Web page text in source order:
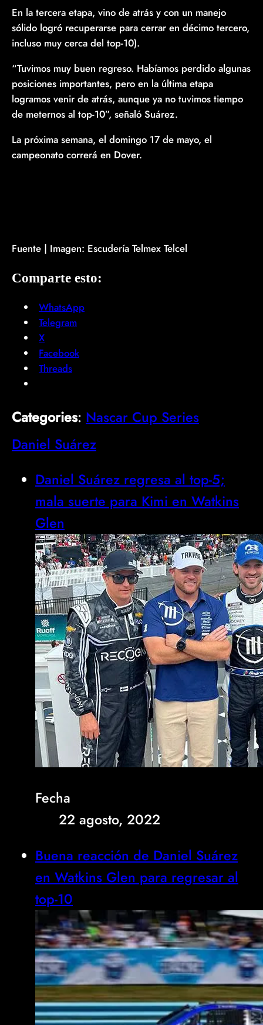
En la tercera etapa, vino de atrás y con un manejo
sólido logró recuperarse para cerrar en décimo tercero,
incluso muy cerca del top-10).
“Tuvimos muy buen regreso. Habíamos perdido algunas
posiciones importantes, pero en la última etapa
logramos venir de atrás, aunque ya no tuvimos tiempo
de meternos al top-10”, señaló Suárez.
La próxima semana, el domingo 17 de mayo, el
campeonato correrá en Dover.
Fuente | Imagen: Escudería Telmex Telcel
Comparte esto:
WhatsApp
Telegram
X
Facebook
Threads
Categories: Nascar Cup Series
Daniel Suárez
Daniel Suárez regresa al top-5;
mala suerte para Kimi en Watkins
Glen
Fecha
22 agosto, 2022
Buena reacción de Daniel Suárez
en Watkins Glen para regresar al
top-10